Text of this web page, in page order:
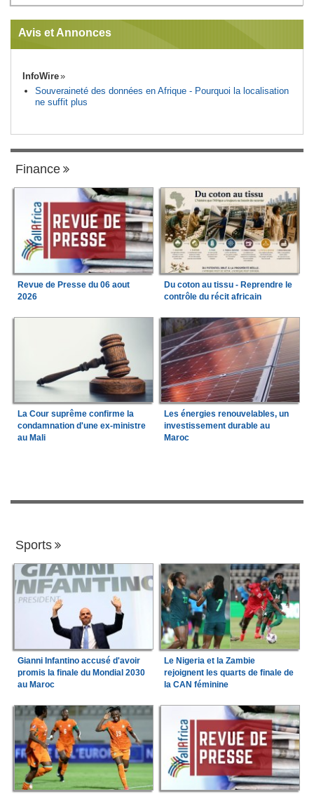
Avis et Annonces
InfoWire
Souveraineté des données en Afrique - Pourquoi la localisation
ne suffit plus
Finance
Revue de Presse du 06 aout
2026
Du coton au tissu - Reprendre le
contrôle du récit africain
La Cour suprême confirme la
condamnation d'une ex-ministre
au Mali
Les énergies renouvelables, un
investissement durable au
Maroc
Sports
Gianni Infantino accusé d'avoir
promis la finale du Mondial 2030
au Maroc
Le Nigeria et la Zambie
rejoignent les quarts de finale de
la CAN féminine